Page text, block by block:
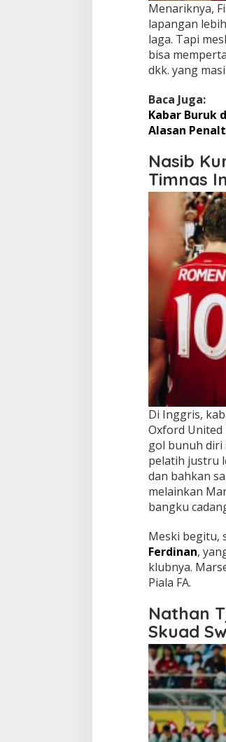
Menariknya,
lapangan
laga. Tapi
bisa
dkk. yang
Baca Juga:
Kabar Buruk
Alasan
Nasib
Timnas
Di Inggris,
Oxford
gol bunuh diri
pelatih justru
dan bahkan
melainkan
bangku
Meski begitu,
Ferdinan,
klubnya.
Piala FA.
Nathan
Skuad